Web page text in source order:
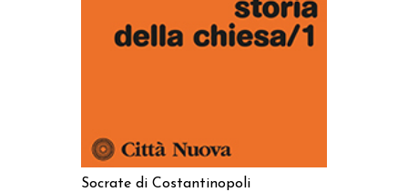
Socrate di Costantinopoli